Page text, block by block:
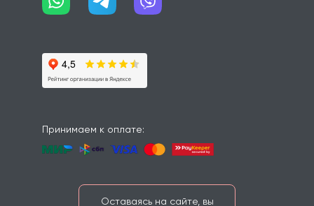
Принимаем к оплате:
Оставаясь на сайте, вы